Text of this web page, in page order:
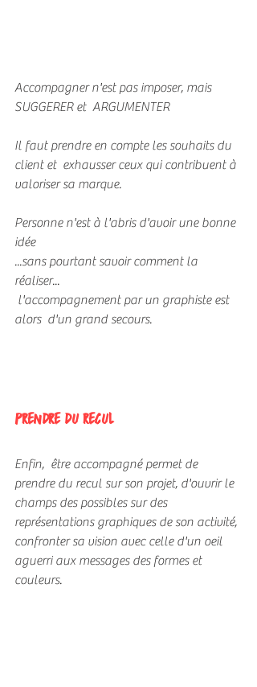
Accompagner n'est pas imposer, mais
SUGGERER et  ARGUMENTER
Il faut prendre en compte les souhaits du
client et  exhausser ceux qui contribuent à
valoriser sa marque.
Personne n'est à l'abris d'avoir une bonne
idée
...sans pourtant savoir comment la
réaliser...
alors  d'un grand secours.
PRENDRE DU RECUL
Enfin,  être accompagné permet de
prendre du recul sur son projet, d'ouvrir le
champs des possibles sur des
représentations graphiques de son activité,
confronter sa vision avec celle d'un oeil
aguerri aux messages des formes et
couleurs.